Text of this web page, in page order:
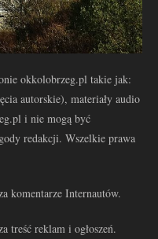
okkolobrzeg.pl takie jak:
autorskie), materiały audio
i nie mogą być
redakcji. Wszelkie prawa
komentarze Internautów.
treść reklam i ogłoszeń.